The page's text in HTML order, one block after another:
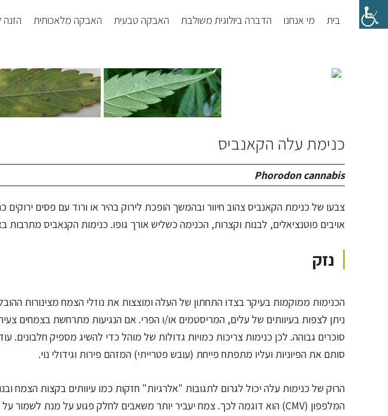
Skip
to
Skip
to
בית מי אנחנו הדברה ביולוגית משולבת האבקה טבעית האבקה מלאכותית הזנה
כנימת עלה הקאנביס
Phorodon cannabis
צבעו של כנימת הקאנביס צהוב חיוור ובהמשך הופכת לירוק בהיר או ורוד עם פסים ירוקים
אויבים פוטנציאלים, לבנות וקצרות, הכנימה כשליש אורך גופו. כנימות הקנאביס מתרבות
נזק
הכנימות ממוקמות בעיקר בצדו התחתון של העלה ומוצצות את נוזלי הצמח מצינורות
ניתן לצפות בעיוותים של עלים, המריסטמים או/ו הפרי. אם הנגיעות מתרחשת בצמחים
סוכרים גבוהה. לכן כנימות צריכות כמויות גדולות של מוהל כדי להשיג מספיק
סותם את הפיוניות ועליו מתפתח פייחת (עובש פטרייתי) המזהם פירות וגידולי נוי.
הרוק של כנימות עלה יכול לגרום לתגובות "אלרגיות" חזקות כמו עיוותים בקצות הצמח
המלפפון (CMV) הוא דוגמה לכך. צמח יעביר יותר משאבים לחלק פגוע על מנת לשמור על הצמיחה, מה שכמובן מהווה יתרון נוסף למושבת הכנימות.